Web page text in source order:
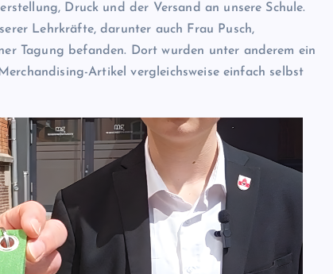
Druck und der Versand an unsere Schule.
Lehrkräfte, darunter auch Frau Pusch,
Tagung befanden. Dort wurden unter anderem ein
Artikel vergleichsweise einfach selbst